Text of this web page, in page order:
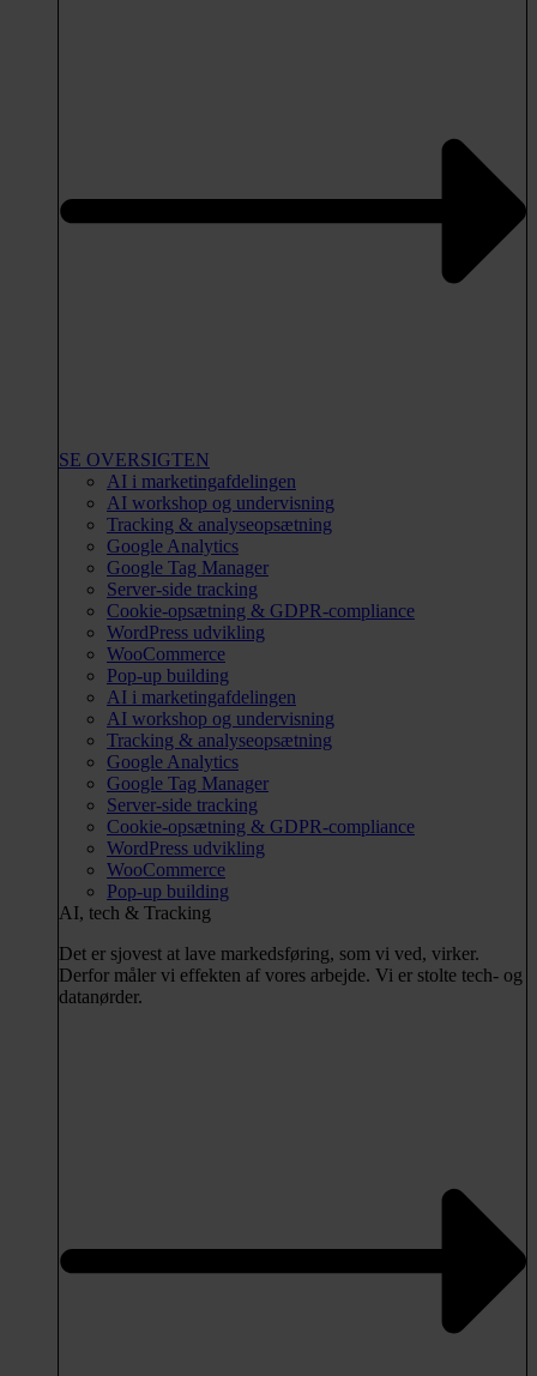
SE OVERSIGTEN
AI i marketingafdelingen
AI workshop og undervisning
Tracking & analyseopsætning
Google Analytics
Google Tag Manager
Server-side tracking
Cookie-opsætning & GDPR-compliance
WordPress udvikling
WooCommerce
Pop-up building
AI i marketingafdelingen
AI workshop og undervisning
Tracking & analyseopsætning
Google Analytics
Google Tag Manager
Server-side tracking
Cookie-opsætning & GDPR-compliance
WordPress udvikling
WooCommerce
Pop-up building
AI, tech & Tracking
Det er sjovest at lave markedsføring, som vi ved, virker.
Derfor måler vi effekten af vores arbejde. Vi er stolte tech- og
datanørder.